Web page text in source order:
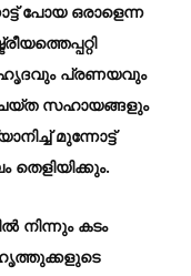
പോയ ഒരാളെന്ന
പ്രണയവും
സഹായങ്ങളും
മുന്നോട്ട്
നിന്നും കടം